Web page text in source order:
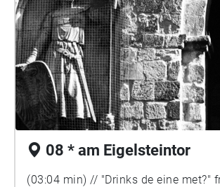
08 * am Eigelsteintor
(03:04 min) // "Drinks de eine met?"